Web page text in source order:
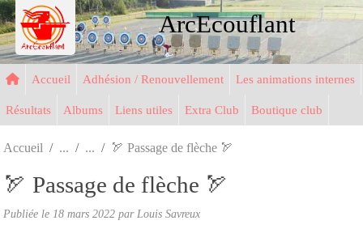
ArcEcouflant
Accueil Adhésion / Renouvellement Les animations internes
Résultats Albums Liens utiles Extra Club Boutique club
Accueil 🏹 Passage de flèche 🏹
🏹 Passage de flèche 🏹
Publiée le 18 mars 2022 par Louis Savreux
Panneau de gestion des cookies